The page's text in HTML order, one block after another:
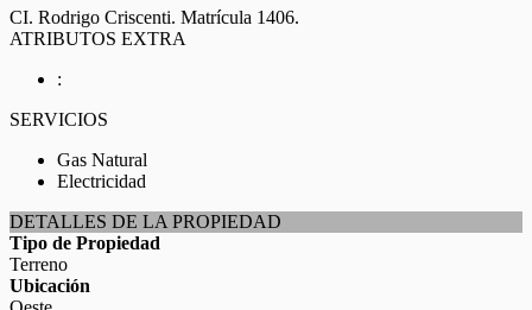
CI. Rodrigo Criscenti. Matrícula 1406.
ATRIBUTOS EXTRA
:
SERVICIOS
Gas Natural
Electricidad
DETALLES DE LA PROPIEDAD
Tipo de Propiedad
Terreno
Ubicación